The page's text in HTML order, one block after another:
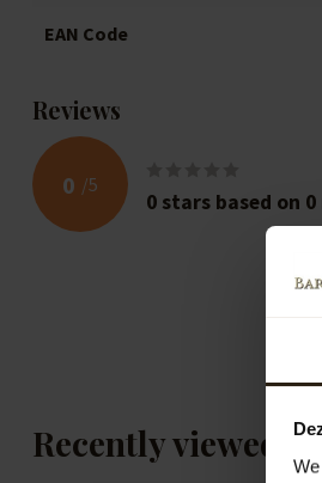
EAN Code
Reviews
0 /5
0 stars based on 0
Recently viewed